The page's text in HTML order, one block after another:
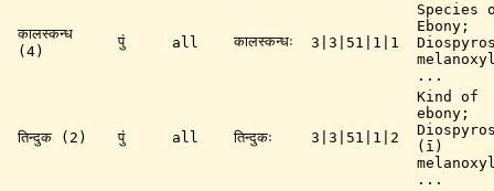
कालस्कन्ध
(4)
पुं all कालस्कन्धः 3|3|51|1|1
Species
Ebony;
...
तिन्दुक (2) पुं all तिन्दुकः 3|3|51|1|2
Kind of
ebony;
(ī)
...